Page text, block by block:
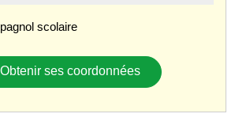
scolaire
Obtenir ses coordonnées